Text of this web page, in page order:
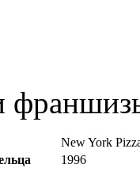
New York
1996